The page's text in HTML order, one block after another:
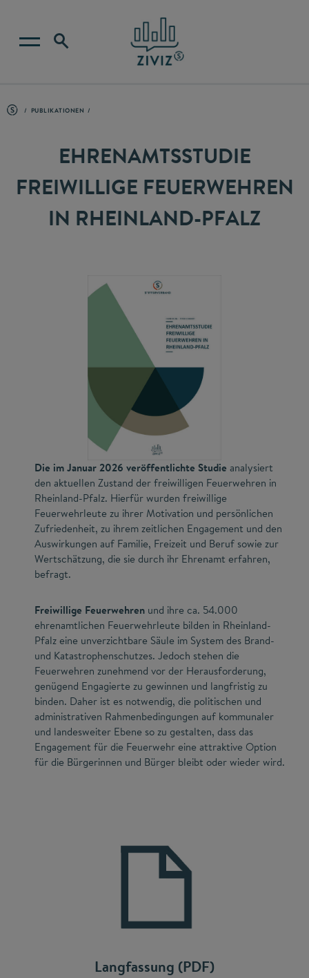
PUBLIKATIONEN
EHRENAMTSSTUDIE
FREIWILLIGE FEUERWEHREN
IN RHEINLAND-PFALZ
Die im Januar 2026 veröffentlichte Studie analysiert
den aktuellen Zustand der freiwilligen Feuerwehren in
Rheinland-Pfalz. Hierfür wurden freiwillige
Feuerwehrleute zu ihrer Motivation und persönlichen
Zufriedenheit, zu ihrem zeitlichen Engagement und den
Auswirkungen auf Familie, Freizeit und Beruf sowie zur
Wertschätzung, die sie durch ihr Ehrenamt erfahren,
befragt.
Freiwillige Feuerwehren und ihre ca. 54.000
ehrenamtlichen Feuerwehrleute bilden in Rheinland-
Pfalz eine unverzichtbare Säule im System des Brand-
und Katastrophenschutzes. Jedoch stehen die
Feuerwehren zunehmend vor der Herausforderung,
genügend Engagierte zu gewinnen und langfristig zu
binden. Daher ist es notwendig, die politischen und
administrativen Rahmenbedingungen auf kommunaler
und landesweiter Ebene so zu gestalten, dass das
Engagement für die Feuerwehr eine attraktive Option
für die Bürgerinnen und Bürger bleibt oder wieder wird.
Langfassung (PDF)